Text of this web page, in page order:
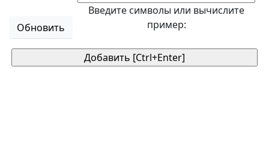
Обновить
Введите символы или вычислите
пример: